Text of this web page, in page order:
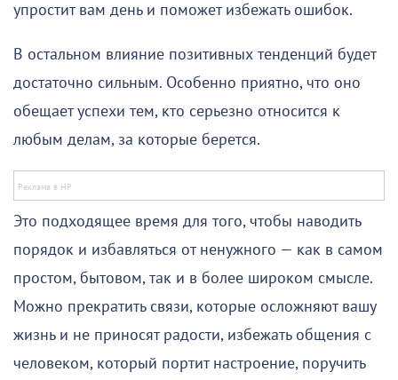
упростит вам день и поможет избежать ошибок.
В остальном влияние позитивных тенденций будет
достаточно сильным. Особенно приятно, что оно
обещает успехи тем, кто серьезно относится к
любым делам, за которые берется.
Это подходящее время для того, чтобы наводить
порядок и избавляться от ненужного — как в самом
простом, бытовом, так и в более широком смысле.
Можно прекратить связи, которые осложняют вашу
жизнь и не приносят радости, избежать общения с
человеком, который портит настроение, поручить